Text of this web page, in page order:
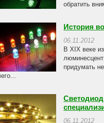
обратить
История
06.11.2012
В XIX веке
придумать
06.11.2012